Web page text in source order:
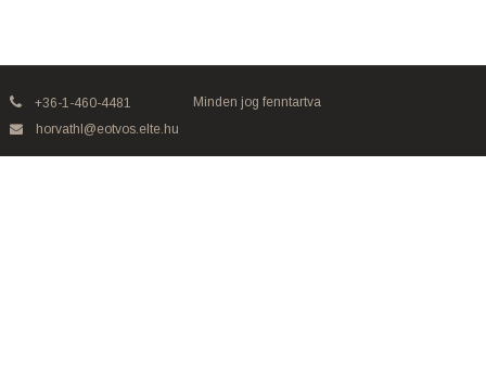
+36-1-460-4481
horvathl@eotvos.elte.hu
Minden jog fenntartva